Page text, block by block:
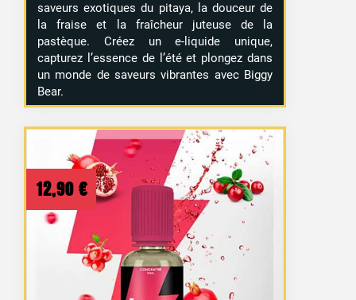
saveurs exotiques du pitaya, la douceur de
la fraise et la fraîcheur juteuse de la
pastèque. Créez un e-liquide unique,
capturez l’essence de l’été et plongez dans
un monde de saveurs vibrantes avec Biggy
Bear.
12,90 €